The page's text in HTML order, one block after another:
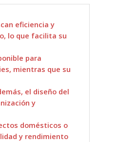
eficiencia y
lo que facilita su
para
mientras que su
el diseño del
y
domésticos o
y rendimiento